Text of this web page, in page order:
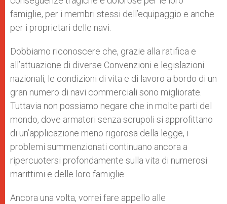
famiglie, per i membri stessi dell’equipaggio e anche
per i proprietari delle navi.
Dobbiamo riconoscere che, grazie alla ratifica e
all’attuazione di diverse Convenzioni e legislazioni
nazionali, le condizioni di vita e di lavoro a bordo di un
gran numero di navi commerciali sono migliorate.
Tuttavia non possiamo negare che in molte parti del
mondo, dove armatori senza scrupoli si approfittano
di un’applicazione meno rigorosa della legge, i
problemi summenzionati continuano ancora a
ripercuotersi profondamente sulla vita di numerosi
marittimi e delle loro famiglie.
Ancora una volta, vorrei fare appello alle